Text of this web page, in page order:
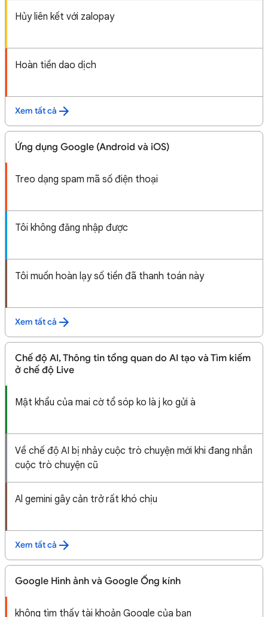
Hủy liên kết với zalopay
Hoàn tiền dao dịch
Xem tất cả
Ứng dụng Google (Android và iOS)
Treo dạng spam mã số điện thoại
Tôi không đăng nhập được
Tôi muốn hoàn lạy số tiền đã thanh toán này
Xem tất cả
Chế độ AI, Thông tin tổng quan do AI tạo và Tìm kiếm
ở chế độ Live
Mật khẩu của mai cờ tổ sóp ko là j ko gửi à
Về chế độ AI bị nhảy cuộc trò chuyện mới khi đang nhắn
cuộc trò chuyện cũ
Al gemini gây cản trở rất khó chịu
Xem tất cả
Google Hình ảnh và Google Ống kính
không tìm thấy tài khoản Google của bạn